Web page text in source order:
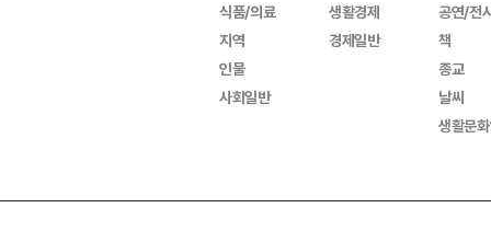
식품/의료
지역
인물
사회일반
생활경제
경제일반
공연/전
책
종교
날씨
생활문